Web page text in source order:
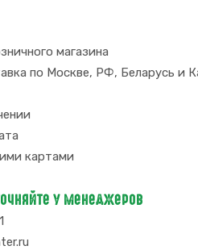
магазина
по Москве, РФ, Беларусь и
картами
у менеджеров